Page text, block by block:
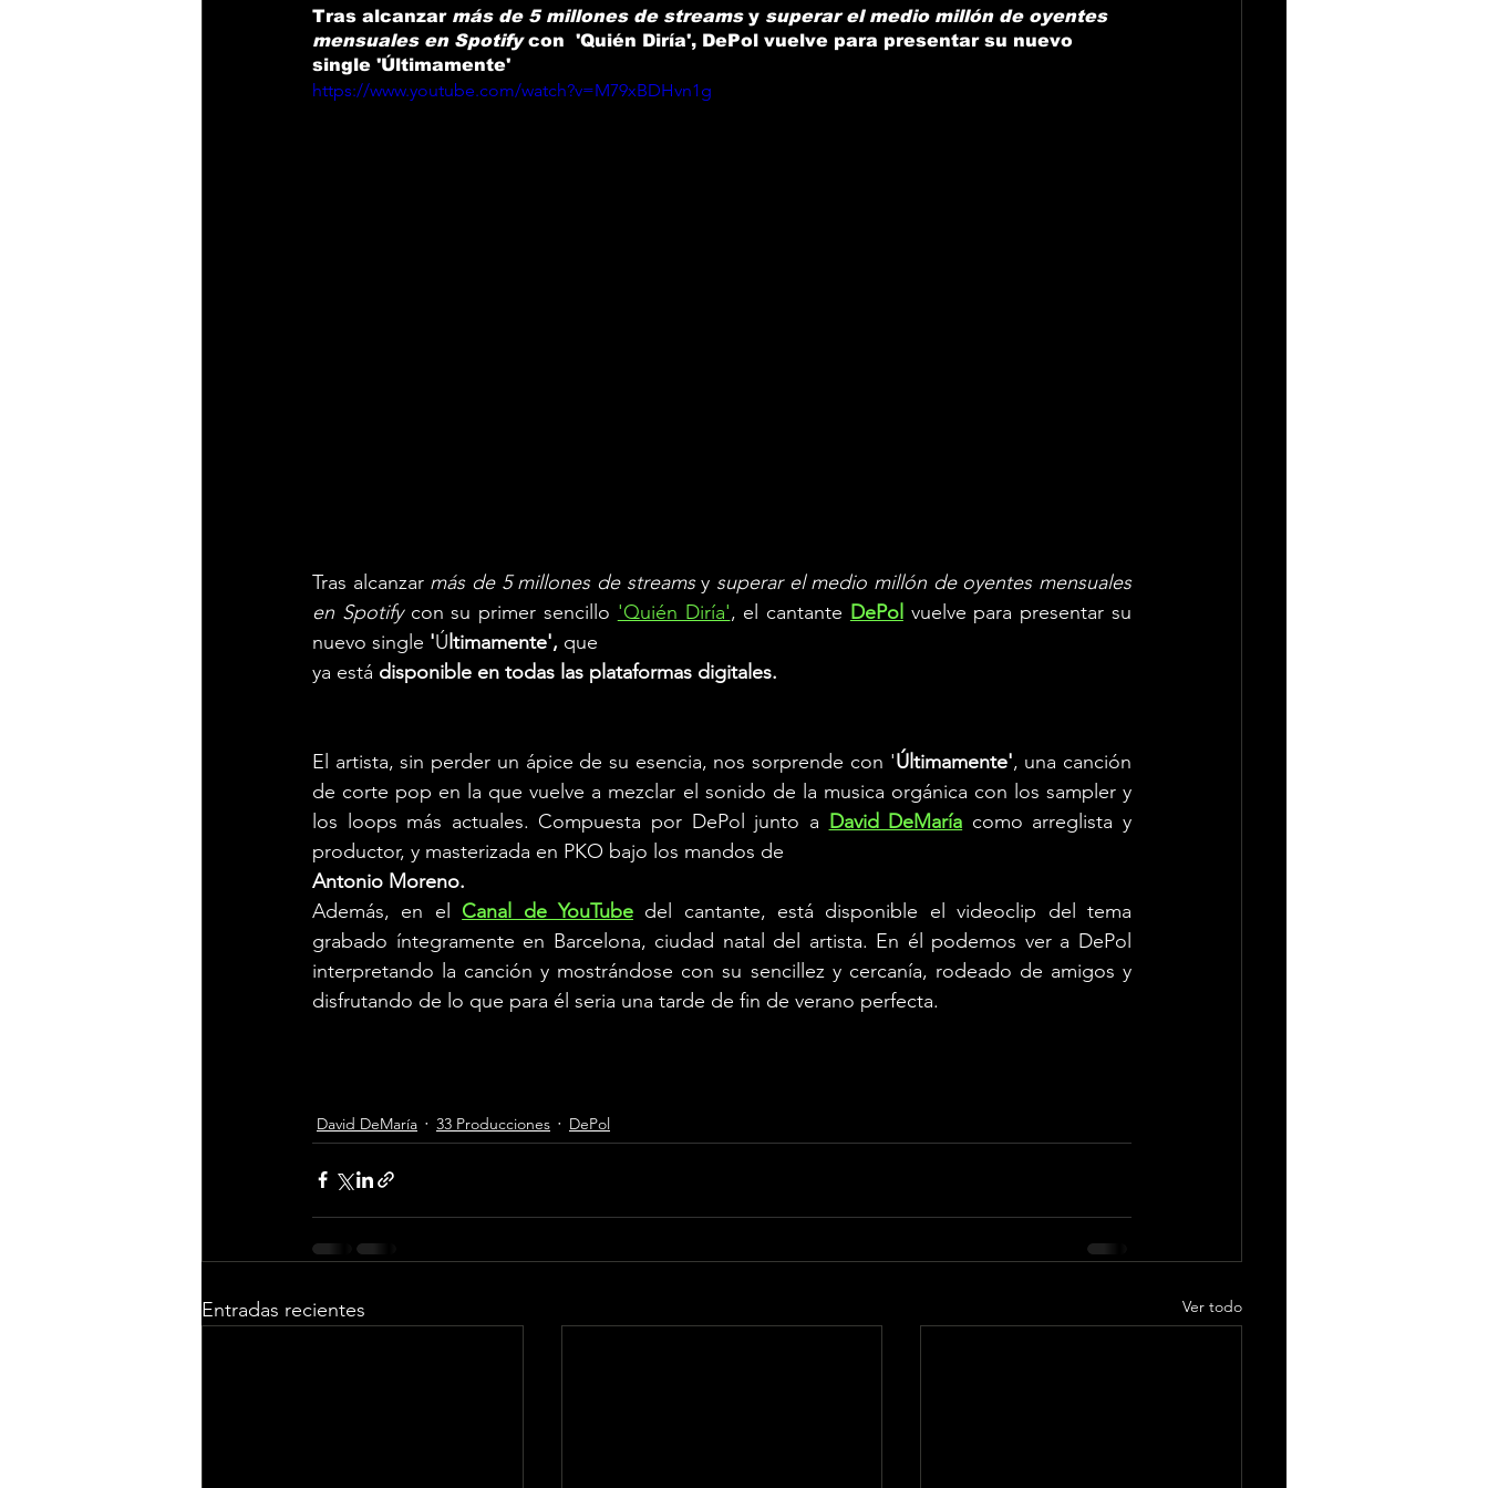
Tras alcanzar más de 5 millones de streams y superar el medio millón de oyentes
mensuales en Spotify con  'Quién Diría', DePol vuelve para presentar su nuevo
single 'Últimamente'
https://www.youtube.com/watch?v=M79xBDHvn1g
Tras alcanzar más de 5 millones de streams y superar el medio millón de oyentes mensuales
en Spotify con su primer sencillo 'Quién Diría', el cantante DePol vuelve para presentar su
nuevo single 'Ú ltimamente', que
ya está disponible en todas las plataformas digitales.
El artista, sin perder un ápice de su esencia, nos sorprende con 'Últimamente', una canción
de corte pop en la que vuelve a mezclar el sonido de la musica orgánica con los sampler y
los loops más actuales. Compuesta por DePol junto a David DeMaría como arreglista y
productor, y masterizada en PKO bajo los mandos de
Antonio Moreno.
Además, en el Canal de YouTube del cantante, está disponible el videoclip del tema
grabado íntegramente en Barcelona, ciudad natal del artista. En él podemos ver a DePol
interpretando la canción y mostrándose con su sencillez y cercanía, rodeado de amigos y
disfrutando de lo que para él seria una tarde de fin de verano perfecta.
David DeMaría 33 Producciones DePol
Entradas recientes Ver todo